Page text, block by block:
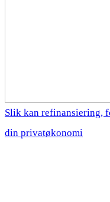
Slik kan refinansiering,
din privatøkonomi